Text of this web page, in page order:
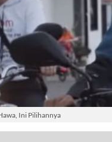
Ini Pilihannya